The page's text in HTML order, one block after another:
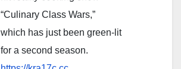
“Culinary Class Wars,”
which has just been green-lit
for a second season.